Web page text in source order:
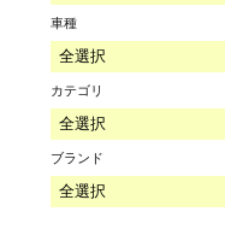
車種
カテゴリ
ブランド